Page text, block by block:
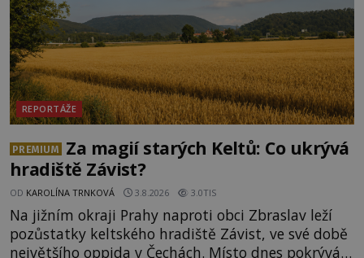
REPORTÁŽE
PREMIUM
Za magií starých Keltů: Co ukrývá
hradiště Závist?
OD KAROLÍNA TRNKOVÁ 3.8.2026 3.0TIS
Na jižním okraji Prahy naproti obci Zbraslav leží
pozůstatky keltského hradiště Závist, ve své době
největšího oppida v Čechách. Místo dnes pokrývá